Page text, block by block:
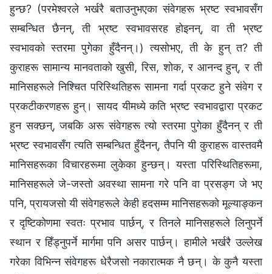
हुन्छ? (परमेश्‍वरले भर्खरै बताउनुभएका संवेगहरू भ्रष्ट स्वभावसँग
सम्‍बन्धित छैनन्, ती भ्रष्ट स्वभावसरह होइनन्, वा ती भ्रष्ट
स्वभावको स्तरमा पुगेका हुँदैनन्।) त्यसोभए, ती के हुन् त? ती
कुराहरू सामान्य मानवताको खुसी, रिस, शोक, र आनन्द हुन्, र ती
मानिसहरूले निश्‍चित परिस्थितिहरू सामना गर्दा प्रकट हुने संवेग र
प्रकटीकरणहरू हुन्। सायद यीमध्ये कति भ्रष्ट स्वभावद्वारा प्रकट
हुन सक्छन्, जबकि अरू संवेगहरू त्यो स्तरमा पुगेका हुँदैनन् र ती
भ्रष्ट स्वभावसँग त्यति सम्‍बन्धित हुँदैनन्, तैपनि यी कुराहरू वास्तवमै
मानिसहरूका विचारहरूमा लुकेका हुन्छन्। यस्ता परिस्‍थितिहरूमा,
मानिसहरूले जे-जस्तो अवस्था सामना गरे पनि वा प्रसङ्ग जे भए
पनि, प्रायजसो यी संवेगहरूले केही हदसम्‍म मानिसहरूको मूल्याङ्कन
र दृष्टिकोणमा स्वतः प्रभाव पार्छन्, र तिनले मानिसहरूले लिनुपर्ने
स्थान र हिँड्नुपर्ने मार्गमा पनि असर पार्छन्। हामीले भर्खरै उल्‍लेख
गरेका विभिन्‍न संवेगहरू धेरैजसो नकारात्मक नै छन्। के कुनै यस्ता